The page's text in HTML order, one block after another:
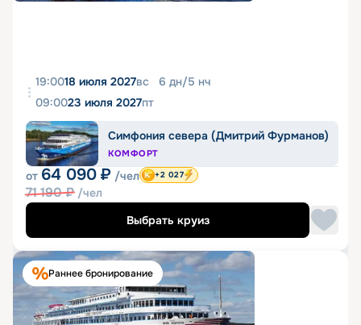
19:0018 июля 2027вс 6 дн/5 нч
09:0023 июля 2027пт
Симфония севера (Дмитрий Фурманов)
КОМФОРТ
от 64 090 ₽ /чел
71 190₽ /чел
+2 027
Выбрать круиз
Раннее бронирование